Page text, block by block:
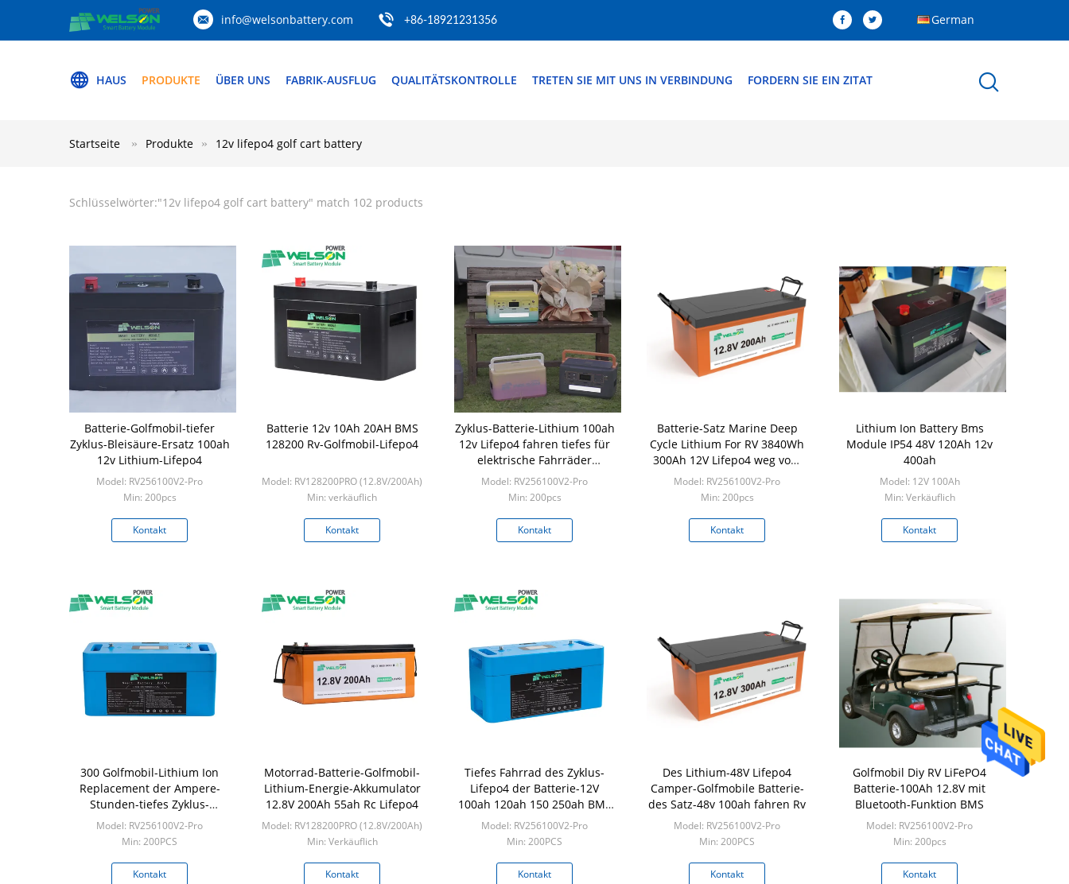
info@welsonbattery.com +86-18921231356 German
HAUS PRODUKTE ÜBER UNS FABRIK-AUSFLUG QUALITÄTSKONTROLLE TRETEN SIE MIT UNS IN VERBINDUNG FORDERN SIE EIN ZITAT
Startseite Produkte 12v lifepo4 golf cart battery
Schlüsselwörter:"12v lifepo4 golf cart battery" match 102 products
Batterie-Golfmobil-tiefer
Zyklus-Bleisäure-Ersatz 100ah
12v Lithium-Lifepo4
Model: RV256100V2-Pro
Min: 200pcs
Kontakt
Batterie 12v 10Ah 20AH BMS
128200 Rv-Golfmobil-Lifepo4
Model: RV128200PRO (12.8V/200Ah)
Min: verkäuflich
Kontakt
Zyklus-Batterie-Lithium 100ah
12v Lifepo4 fahren tiefes für
elektrische Fahrräder
3000mal das Leben rad
Model: RV256100V2-Pro
Min: 200pcs
Kontakt
Batterie-Satz Marine Deep
Cycle Lithium For RV 3840Wh
300Ah 12V Lifepo4 weg vom
Gitter Solar
Model: RV256100V2-Pro
Min: 200pcs
Kontakt
Lithium Ion Battery Bms
Module IP54 48V 120Ah 12v
400ah
Model: 12V 100Ah
Min: Verkäuflich
Kontakt
300 Golfmobil-Lithium Ion
Replacement der Ampere-
Stunden-tiefes Zyklus-
Batterie-300ah 100AH 6v RV
Model: RV256100V2-Pro
Min: 200PCS
Kontakt
Motorrad-Batterie-Golfmobil-
Lithium-Energie-Akkumulator
12.8V 200Ah 55ah Rc Lifepo4
Model: RV128200PRO (12.8V/200Ah)
Min: Verkäuflich
Kontakt
Tiefes Fahrrad des Zyklus-
Lifepo4 der Batterie-12V
100ah 120ah 150 250ah BMS
For Car RV E elektrisch
Model: RV256100V2-Pro
Min: 200PCS
Kontakt
Des Lithium-48V Lifepo4
Camper-Golfmobile Batterie-
des Satz-48v 100ah fahren Rv
Model: RV256100V2-Pro
Min: 200PCS
Kontakt
Golfmobil Diy RV LiFePO4
Batterie-100Ah 12.8V mit
Bluetooth-Funktion BMS
Model: RV256100V2-Pro
Min: 200pcs
Kontakt